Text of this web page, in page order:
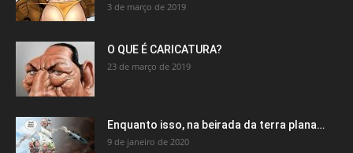
3 de março de 2019
O QUE É CARICATURA?
23 de março de 2019
Enquanto isso, na beirada da terra plana…
9 de janeiro de 2020